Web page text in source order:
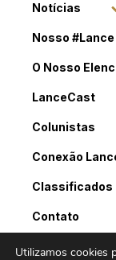
Notícias
Nosso #Lance
O Nosso
LanceCast
Colunistas
Conexão
Classificados
Contato
Utilizamos cookies